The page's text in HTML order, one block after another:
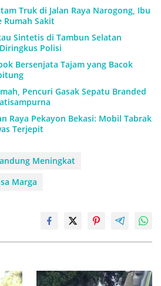
Truk di Jalan Raya Narogong, Ibu
Rumah Sakit
Sintetis di Tambun Selatan
Polisi
Bersenjata Tajam yang Bacok
Pencuri Gasak Sepatu Branded
Raya Pekayon Bekasi: Mobil Tabrak
Terjepit
Meningkat
Marga